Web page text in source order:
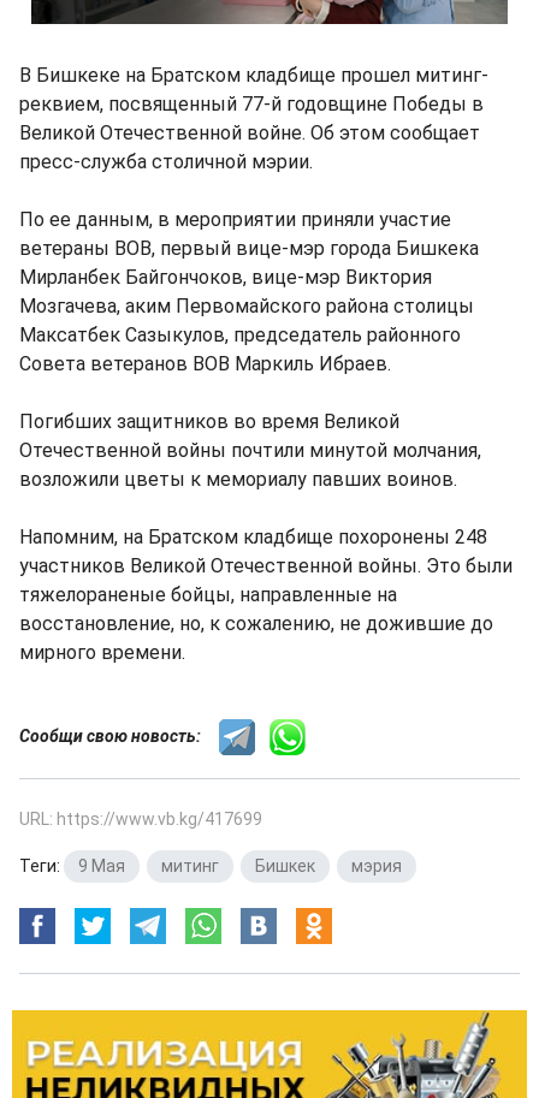
В Бишкеке на Братском кладбище прошел митинг-
реквием, посвященный 77-й годовщине Победы в
Великой Отечественной войне. Об этом сообщает
пресс-служба столичной мэрии.
По ее данным, в мероприятии приняли участие
ветераны ВОВ, первый вице-мэр города Бишкека
Мирланбек Байгончоков, вице-мэр Виктория
Мозгачева, аким Первомайского района столицы
Максатбек Сазыкулов, председатель районного
Совета ветеранов ВОВ Маркиль Ибраев.
Погибших защитников во время Великой
Отечественной войны почтили минутой молчания,
возложили цветы к мемориалу павших воинов.
Напомним, на Братском кладбище похоронены 248
участников Великой Отечественной войны. Это были
тяжелораненые бойцы, направленные на
восстановление, но, к сожалению, не дожившие до
мирного времени.
Сообщи свою новость:
URL: https://www.vb.kg/417699
Теги: 9 Мая митинг Бишкек мэрия